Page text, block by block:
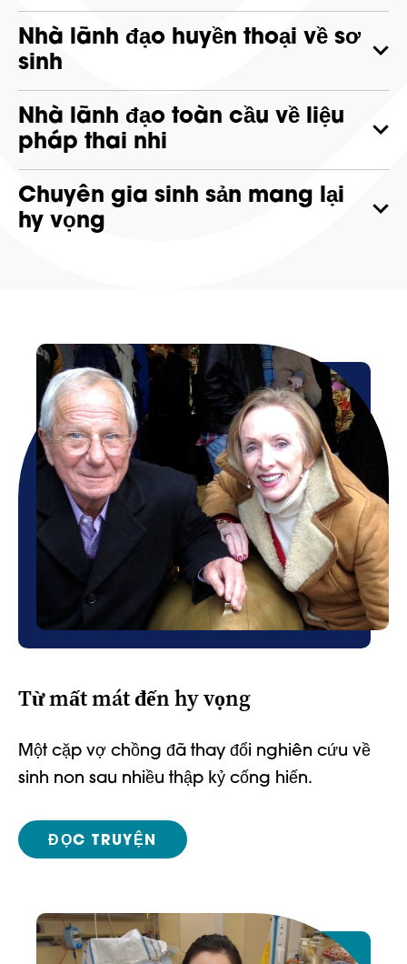
Nhà lãnh đạo huyền thoại về sơ
sinh
Nhà lãnh đạo toàn cầu về liệu
pháp thai nhi
Chuyên gia sinh sản mang lại
hy vọng
Từ mất mát đến hy vọng
Một cặp vợ chồng đã thay đổi nghiên cứu về
sinh non sau nhiều thập kỷ cống hiến.
ĐỌC TRUYỆN